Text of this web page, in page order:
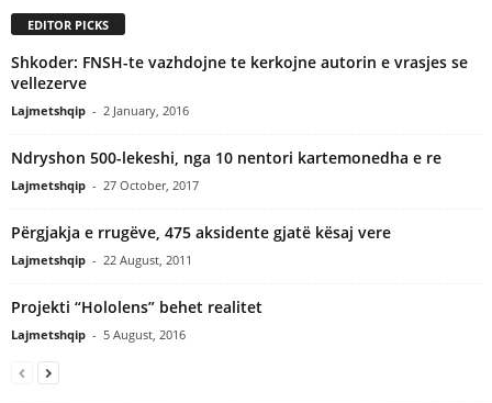
EDITOR PICKS
Shkoder: FNSH-te vazhdojne te kerkojne autorin e vrasjes se
vellezerve
Lajmetshqip - 2 January, 2016
Ndryshon 500-lekeshi, nga 10 nentori kartemonedha e re
Lajmetshqip - 27 October, 2017
Përgjakja e rrugëve, 475 aksidente gjatë kësaj vere
Lajmetshqip - 22 August, 2011
Projekti “Hololens” behet realitet
Lajmetshqip - 5 August, 2016